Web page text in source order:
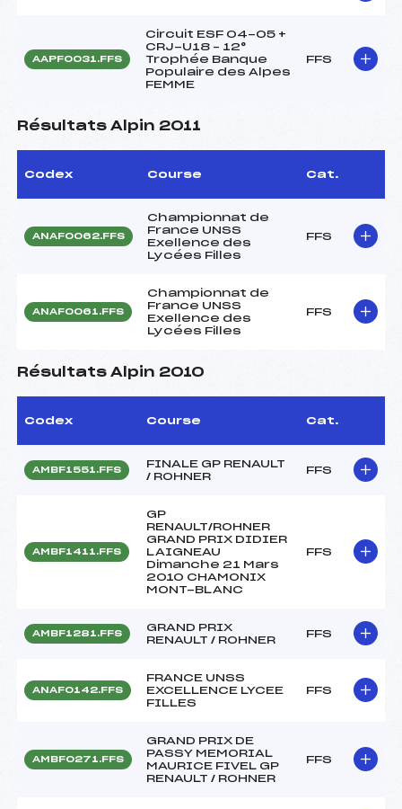
AAPF0031.FFS
Circuit ESF 04-05 +
CRJ-U18 – 12°
Trophée Banque
Populaire des Alpes
FEMME
FFS
Résultats Alpin 2011
Codex Course Cat.
ANAF0062.FFS
Championnat de
France UNSS
Exellence des
Lycées Filles
FFS
ANAF0061.FFS
Championnat de
France UNSS
Exellence des
Lycées Filles
FFS
Résultats Alpin 2010
Codex Course Cat.
AMBF1551.FFS
FINALE GP RENAULT
/ ROHNER
FFS
AMBF1411.FFS
GP
RENAULT/ROHNER
GRAND PRIX DIDIER
LAIGNEAU
Dimanche 21 Mars
2010 CHAMONIX
MONT-BLANC
FFS
AMBF1281.FFS
GRAND PRIX
RENAULT / ROHNER
FFS
ANAF0142.FFS
FRANCE UNSS
EXCELLENCE LYCEE
FILLES
FFS
AMBF0271.FFS
GRAND PRIX DE
PASSY MEMORIAL
MAURICE FIVEL GP
RENAULT / ROHNER
FFS